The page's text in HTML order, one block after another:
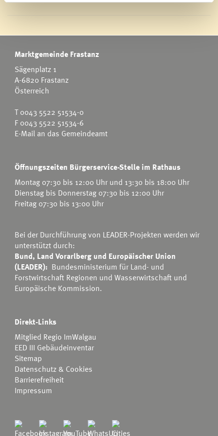
Marktgemeinde Frastanz
Sägenplatz 1
A-6820 Frastanz
Österreich
T0043 5522 51534-0
F 0043 5522 51534-6
E-Mail an das Gemeindeamt
Öffnungszeiten Bürgerservice-Stelle im Rathaus
Montag 07:30 bis 12:00 Uhr und 13:30 bis 18:00 Uhr
Dienstag bis Donnerstag 07:30 bis 12:00 Uhr
Freitag 07:30 bis 13:00 Uhr
Bei der Durchführung von LEADER-Projekten werden wir
unterstützt durch:
Bund, Land Vorarlberg und Europäischer Union
(LEADER): Bundesministerium für Land- und
Forstwirtschaft Regionen und Wasserwirtschaft und
Europäische Kommission.
Direkt-Links
Mitglied Regio ImWalgau
EED III Gebäudeinventar
Sitemap
Datenschutz & Cookies
Barrierefreiheit
Impressum